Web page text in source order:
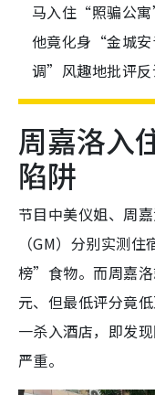
马入住“照骗公寓
他竟化身“金城
调”风趣地批评反
周嘉洛入
陷阱
节目中美仪姐、周
（GM）分别实测
榜”食物。而周嘉
元、但最低评分竟
一杀入酒店，即发
严重。